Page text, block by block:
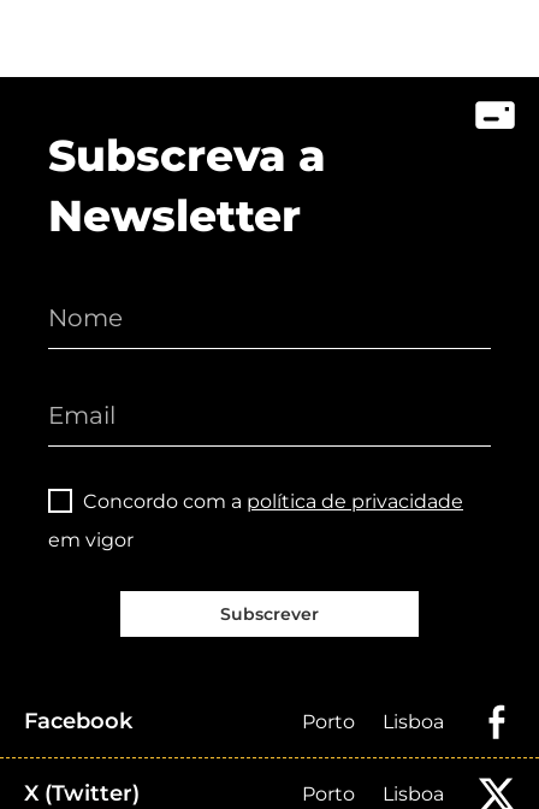
Subscreva a
Newsletter
Concordo com a política de privacidade
em vigor
Subscrever
Facebook Porto Lisboa
X (Twitter) Porto Lisboa